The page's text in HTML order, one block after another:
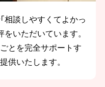
相談しやすくてよかっ
いただいています。
とを完全サポートす
供いたします。